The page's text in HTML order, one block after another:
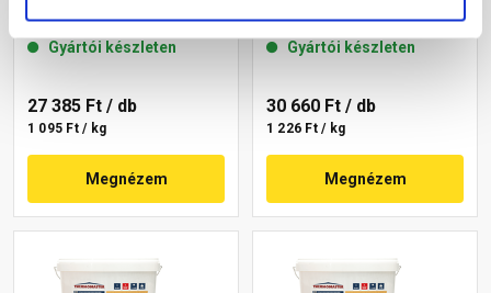
Gyártói készleten
27 385 Ft / db
1 095 Ft / kg
Megnézem
14-C 25 kg
Gyártói készleten
30 660 Ft / db
1 226 Ft / kg
Megnézem